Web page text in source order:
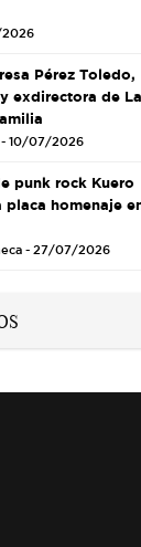
2026
Pérez Toledo,
exdirectora de La
- 10/07/2026
punk rock Kuero
placa homenaje
- 27/07/2026